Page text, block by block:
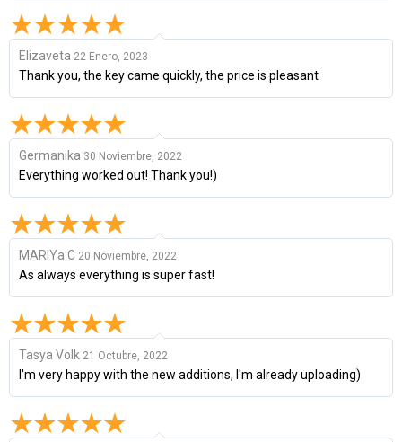
Elizaveta 22 Enero, 2023
Thank you, the key came quickly, the price is pleasant
Germanika 30 Noviembre, 2022
Everything worked out! Thank you!)
MARIYa C 20 Noviembre, 2022
As always everything is super fast!
Tasya Volk 21 Octubre, 2022
I'm very happy with the new additions, I'm already uploading)